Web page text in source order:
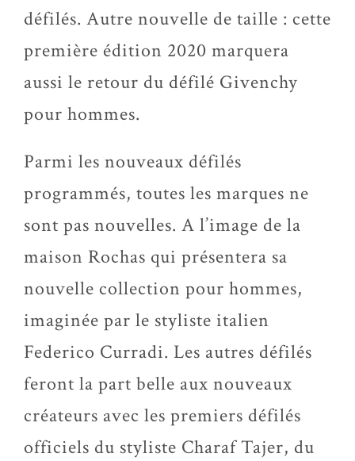
défilés. Autre nouvelle de taille : cette
première édition 2020 marquera
aussi le retour du défilé Givenchy
pour hommes.
Parmi les nouveaux défilés
programmés, toutes les marques ne
sont pas nouvelles. A l’image de la
maison Rochas qui présentera sa
nouvelle collection pour hommes,
imaginée par le styliste italien
Federico Curradi. Les autres défilés
feront la part belle aux nouveaux
créateurs avec les premiers défilés
officiels du styliste Charaf Tajer, du